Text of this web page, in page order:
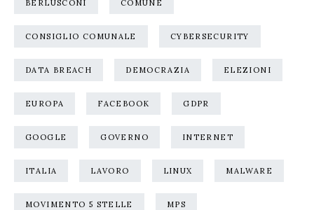
BERLUSCONI COMUNE
CONSIGLIO COMUNALE CYBERSECURITY
DATA BREACH DEMOCRAZIA ELEZIONI
EUROPA FACEBOOK GDPR
GOOGLE GOVERNO INTERNET
ITALIA LAVORO LINUX MALWARE
MOVIMENTO 5 STELLE MPS